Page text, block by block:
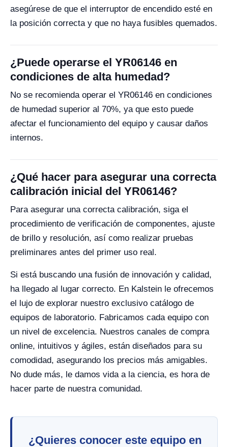
asegúrese de que el interruptor de encendido esté en
la posición correcta y que no haya fusibles quemados.
¿Puede operarse el YR06146 en
condiciones de alta humedad?
No se recomienda operar el YR06146 en condiciones
de humedad superior al 70%, ya que esto puede
afectar el funcionamiento del equipo y causar daños
internos.
¿Qué hacer para asegurar una correcta
calibración inicial del YR06146?
Para asegurar una correcta calibración, siga el
procedimiento de verificación de componentes, ajuste
de brillo y resolución, así como realizar pruebas
preliminares antes del primer uso real.
Si está buscando una fusión de innovación y calidad,
ha llegado al lugar correcto. En Kalstein le ofrecemos
el lujo de explorar nuestro exclusivo catálogo de
equipos de laboratorio. Fabricamos cada equipo con
un nivel de excelencia. Nuestros canales de compra
online, intuitivos y ágiles, están diseñados para su
comodidad, asegurando los precios más amigables.
No dude más, le damos vida a la ciencia, es hora de
hacer parte de nuestra comunidad.
¿Quieres conocer este equipo en